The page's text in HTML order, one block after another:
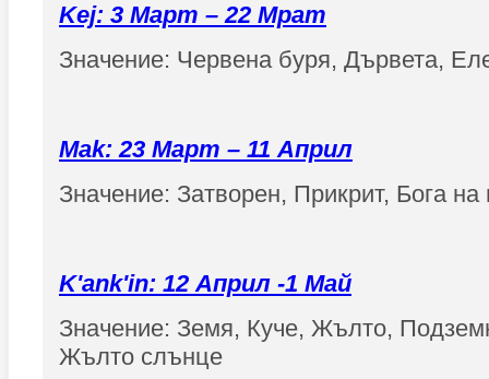
Kej: 3 Март – 22 Мрат
Значение: Червена буря, Дървета,
Mak: 23 Март – 11 Април
Значение: Затворен, Прикрит, Бога
K'ank'in: 12 Април -1 Май
Значение: Земя, Куче, Жълто,
Жълто слънце